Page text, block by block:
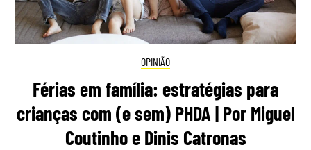
OPINIÃO
Férias em família: estratégias para
crianças com (e sem) PHDA | Por Miguel
Coutinho e Dinis Catronas